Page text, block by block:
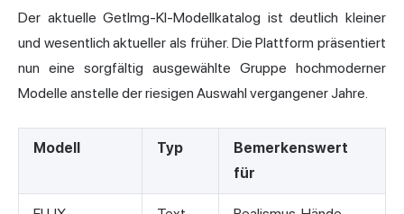
Der aktuelle GetImg-KI-Modellkatalog ist deutlich kleiner
und wesentlich aktueller als früher. Die Plattform präsentiert
nun eine sorgfältig ausgewählte Gruppe hochmoderner
Modelle anstelle der riesigen Auswahl vergangener Jahre.
Modell Typ
Bemerkenswert
für